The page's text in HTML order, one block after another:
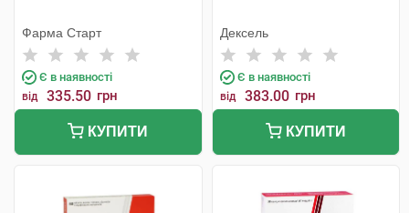
Фарма Старт
Є в наявності
від 335.50 грн
КУПИТИ
Дексель
Є в наявності
від 383.00 грн
КУПИТИ